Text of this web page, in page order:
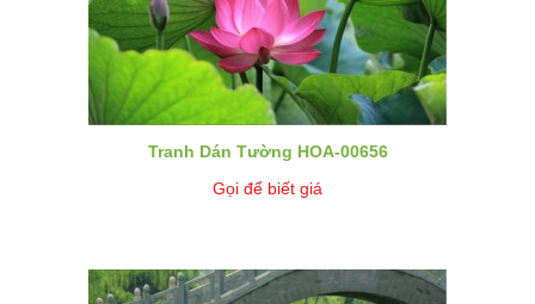
Tranh Dán Tường HOA-00656
Gọi để biết giá